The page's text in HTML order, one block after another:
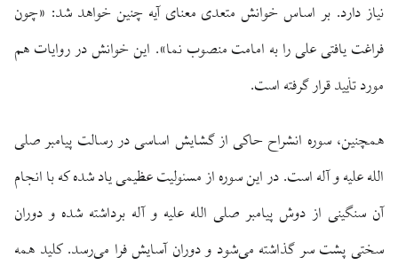
نیاز دارد. بر اساس خوانش متعدی معنای آیه چنین خواهد شد: «چون
فراغت یافتی علی را به امامت منصوب نما». این خوانش در روایات هم
مورد تأیید قرار گرفته است.
همچنین، سوره انشراح حاکی از گشایش اساسی در رسالت پیامبر صلی
الله علیه و آله است. در این سوره از مسئولیت عظیمی یاد شده که با انجام
آن سنگینی از دوش پیامبر صلی الله علیه و آله برداشته شده و دوران
سختی پشت سر گذاشته می‌شود و دوران آسایش فرا می‌رسد. کلید همه